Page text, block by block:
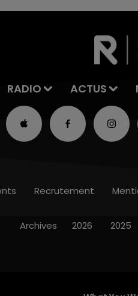
RADIO ACTUS
Recrutement
Archives 2026 2025